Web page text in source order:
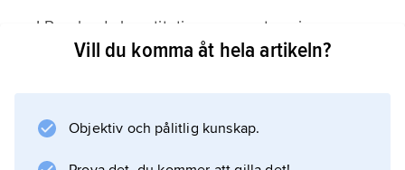
I Rysslands konstitution, som antogs i
december 1993, är
underhus. Statsduman har 450 ledamöter,
Vill du komma åt hela artikeln?
Objektiv och pålitlig kunskap.